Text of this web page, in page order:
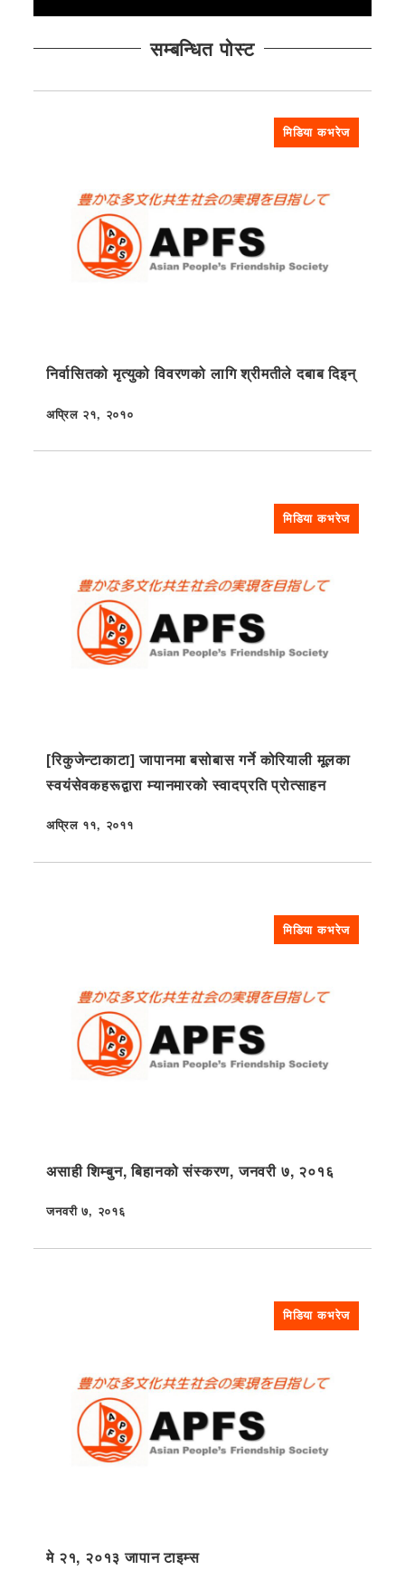
सम्बन्धित पोस्ट
मिडिया कभरेज
निर्वासितको मृत्युको विवरणको लागि श्रीमतीले दबाब दिइन्
प्रकाशित
अप्रिल २१, २०१०
मिडिया कभरेज
[रिकुजेन्टाकाटा] जापानमा बसोबास गर्ने कोरियाली मूलका
स्वयंसेवकहरूद्वारा म्यानमारको स्वादप्रति प्रोत्साहन
प्रकाशित
अप्रिल ११, २०११
मिडिया कभरेज
असाही शिम्बुन, बिहानको संस्करण, जनवरी ७, २०१६
प्रकाशित
जनवरी ७, २०१६
मिडिया कभरेज
मे २१, २०१३ जापान टाइम्स